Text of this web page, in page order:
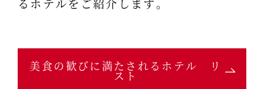
るホテルをご紹介します。
美食の歓びに満たされるホテル リ
スト